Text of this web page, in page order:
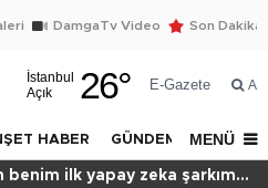
DamgaTv Video Son Dakika
İstanbul
Açık
26° E-Gazete Ara
HABER GÜNDEM DÜNYA
MENÜ